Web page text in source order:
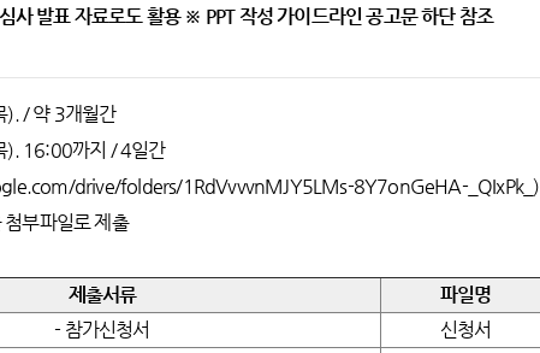
사 발표 자료로도 활용 ※ PPT 작성 가이드라인 공고문 하단 참조
/ 약 3개월간
). 16:00까지 / 4일간
drive/folders/1RdVvvvnMJY5LMs-8Y7onGeHA-_QIxPk_)
부파일로 제출
제출서류 파일명
- 참가신청서 신청서